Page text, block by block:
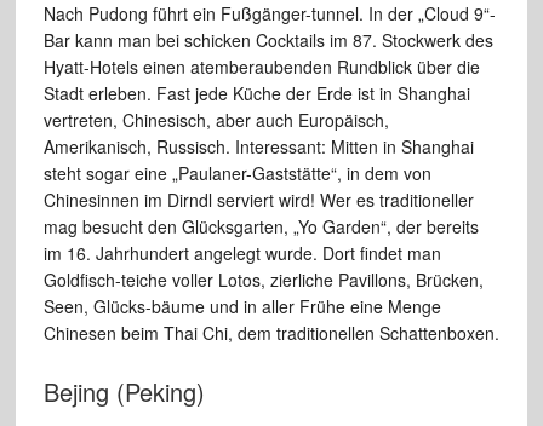
Nach Pudong führt ein Fußgänger-tunnel. In der „Cloud 9“-
Bar kann man bei schicken Cocktails im 87. Stockwerk des
Hyatt-Hotels einen atemberaubenden Rundblick über die
Stadt erleben. Fast jede Küche der Erde ist in Shanghai
vertreten, Chinesisch, aber auch Europäisch,
Amerikanisch, Russisch. Interessant: Mitten in Shanghai
steht sogar eine „Paulaner-Gaststätte“, in dem von
Chinesinnen im Dirndl serviert wird! Wer es traditioneller
mag besucht den Glücksgarten, „Yo Garden“, der bereits
im 16. Jahrhundert angelegt wurde. Dort findet man
Goldfisch-teiche voller Lotos, zierliche Pavillons, Brücken,
Seen, Glücks-bäume und in aller Frühe eine Menge
Chinesen beim Thai Chi, dem traditionellen Schattenboxen.
Bejing (Peking)